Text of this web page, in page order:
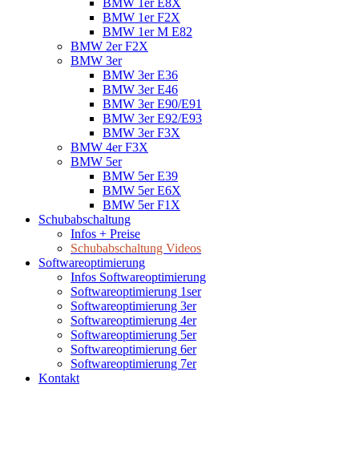
BMW 1er E8X
BMW 1er F2X
BMW 1er M E82
BMW 2er F2X
BMW 3er
BMW 3er E36
BMW 3er E46
BMW 3er E90/E91
BMW 3er E92/E93
BMW 3er F3X
BMW 4er F3X
BMW 5er
BMW 5er E39
BMW 5er E6X
BMW 5er F1X
Schubabschaltung
Infos + Preise
Schubabschaltung Videos
Softwareoptimierung
Infos Softwareoptimierung
Softwareoptimierung 1ser
Softwareoptimierung 3er
Softwareoptimierung 4er
Softwareoptimierung 5er
Softwareoptimierung 6er
Softwareoptimierung 7er
Kontakt